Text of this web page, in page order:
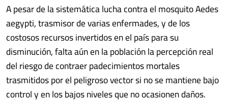
A pesar de la sistemática lucha contra el mosquito Aedes
aegypti, trasmisor de varias enfermades, y de los
costosos recursos invertidos en el país para su
disminución, falta aún en la población la percepción real
del riesgo de contraer padecimientos mortales
trasmitidos por el peligroso vector si no se mantiene bajo
control y en los bajos niveles que no ocasionen daños.